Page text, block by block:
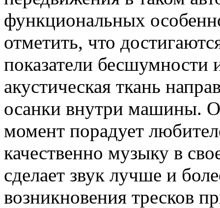
функциональных
отметить, что
показатели бесшумности
акустическая ткань
осанки внутри машины.
момент порадует
качественно музыку в
сделает звук лучше и
возникновения тресков